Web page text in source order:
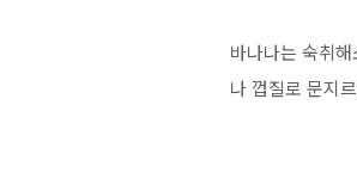
바나나는 숙취
나 껍질로 문지